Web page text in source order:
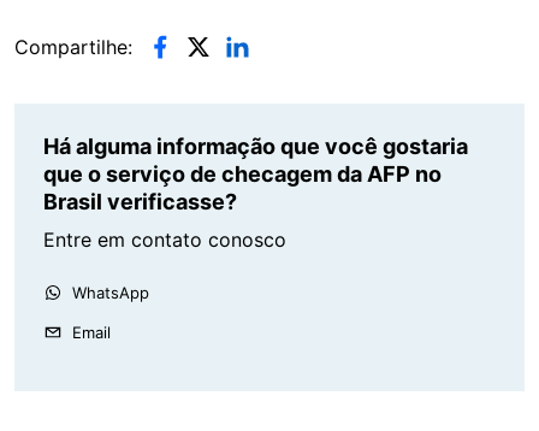
Compartilhe:
Há alguma informação que você gostaria
que o serviço de checagem da AFP no
Brasil verificasse?
Entre em contato conosco
WhatsApp
Email